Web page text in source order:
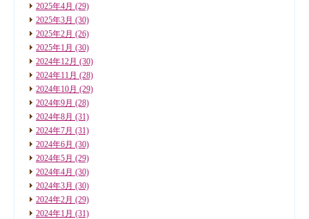
2025年4月 (29)
2025年3月 (30)
2025年2月 (26)
2025年1月 (30)
2024年12月 (30)
2024年11月 (28)
2024年10月 (29)
2024年9月 (28)
2024年8月 (31)
2024年7月 (31)
2024年6月 (30)
2024年5月 (29)
2024年4月 (30)
2024年3月 (30)
2024年2月 (29)
2024年1月 (31)